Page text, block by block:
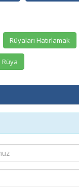
Rüyaları Hatırlamak
Rüya